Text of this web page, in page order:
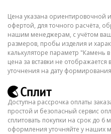
Цена указана ориентировочной
офертой, для точного расчёта,
нашим менеджерам, с учётом
размеров, пробы изделия и
калькуляторе параметр "Камень
цена за вставки не отображается
уточнения на дату
Доступна рассрочка оплаты
простой и безопасный сервис
сплитовать покупки на срок до 6
оформления уточняйте у наших